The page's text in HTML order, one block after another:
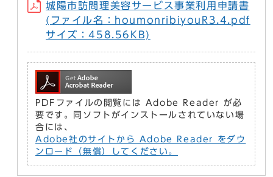
城陽市訪問理美容サービス事業利用申請書
(ファイル名：houmonribiyouR3.4.pdf
サイズ：458.56KB)
PDFファイルの閲覧には Adobe Reader が必
要です。同ソフトがインストールされていない場
合には、
Adobe社のサイトから Adobe Reader をダウ
ンロード（無償）してください。